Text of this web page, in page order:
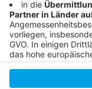
Anzeige